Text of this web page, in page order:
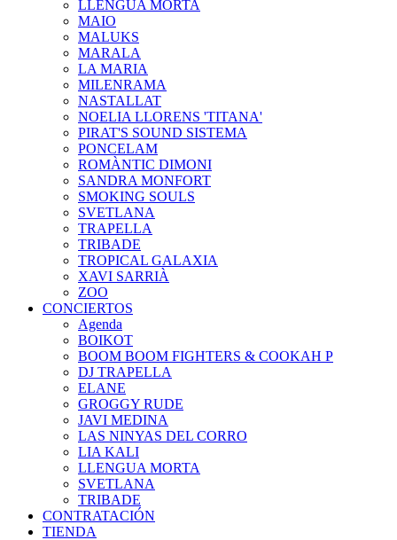
LLENGUA MORTA
MAIO
MALUKS
MARALA
LA MARIA
MILENRAMA
NASTALLAT
NOELIA LLORENS 'TITANA'
PIRAT'S SOUND SISTEMA
PONCELAM
ROMÀNTIC DIMONI
SANDRA MONFORT
SMOKING SOULS
SVETLANA
TRAPELLA
TRIBADE
TROPICAL GALAXIA
XAVI SARRIÀ
ZOO
CONCIERTOS
Agenda
BOIKOT
BOOM BOOM FIGHTERS & COOKAH P
DJ TRAPELLA
ELANE
GROGGY RUDE
JAVI MEDINA
LAS NINYAS DEL CORRO
LIA KALI
LLENGUA MORTA
SVETLANA
TRIBADE
CONTRATACIÓN
TIENDA